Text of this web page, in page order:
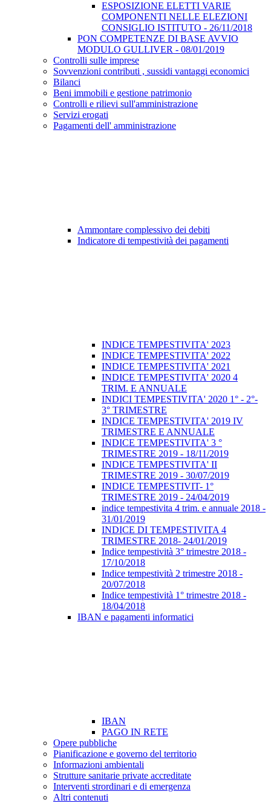
ESPOSIZIONE ELETTI VARIE
COMPONENTI NELLE ELEZIONI
CONSIGLIO ISTITUTO - 26/11/2018
PON COMPETENZE DI BASE AVVIO
MODULO GULLIVER - 08/01/2019
Controlli sulle imprese
Sovvenzioni contributi , sussidi vantaggi economici
Bilanci
Beni immobili e gestione patrimonio
Controlli e rilievi sull'amministrazione
Servizi erogati
Pagamenti dell' amministrazione
Ammontare complessivo dei debiti
Indicatore di tempestività dei pagamenti
INDICE TEMPESTIVITA' 2023
INDICE TEMPESTIVITA' 2022
INDICE TEMPESTIVITA' 2021
INDICE TEMPESTIVITA' 2020 4
TRIM. E ANNUALE
INDICI TEMPESTIVITA' 2020 1° - 2°-
3° TRIMESTRE
INDICE TEMPESTIVITA' 2019 IV
TRIMESTRE E ANNUALE
INDICE TEMPESTIVITA' 3 °
TRIMESTRE 2019 - 18/11/2019
INDICE TEMPESTIVITA' II
TRIMESTRE 2019 - 30/07/2019
INDICE TEMPESTIVIT- 1°
TRIMESTRE 2019 - 24/04/2019
indice tempestivita 4 trim. e annuale 2018 -
31/01/2019
INDICE DI TEMPESTIVITA 4
TRIMESTRE 2018- 24/01/2019
Indice tempestività 3° trimestre 2018 -
17/10/2018
Indice tempestività 2 trimestre 2018 -
20/07/2018
Indice tempestività 1° trimestre 2018 -
18/04/2018
IBAN e pagamenti informatici
IBAN
PAGO IN RETE
Opere pubbliche
Pianificazione e governo del territorio
Informazioni ambientali
Strutture sanitarie private accreditate
Interventi strordinari e di emergenza
Altri contenuti